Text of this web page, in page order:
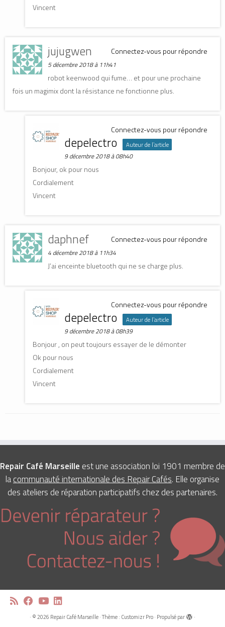
Vincent
Connectez-vous pour répondre
jujugwen
5 décembre 2018 à 11h41
robot keenwood qui fume… et pour une prochaine
fois un magimix dont la résistance ne fonctionne plus.
Connectez-vous pour répondre
depelectro Auteur de l’article
9 décembre 2018 à 08h40
Bonjour, ok pour nous
Cordialement
Vincent
Connectez-vous pour répondre
daphnef
4 décembre 2018 à 11h34
J’ai enceinte bluetooth qui ne se charge plus.
Connectez-vous pour répondre
depelectro Auteur de l’article
9 décembre 2018 à 08h39
Bonjour , on peut toujours essayer de le démonter
Ok pour nous
Cordialement
Vincent
Repair Café Marseille est une association loi 1901 membre de
lacommunauté internationale des Repair Cafés. Elle organise
des ateliers de réparation participatifs chez des partenaires.
· © 2026 Repair Café Marseille·Thème : Customizr Pro· Propulsé par ·